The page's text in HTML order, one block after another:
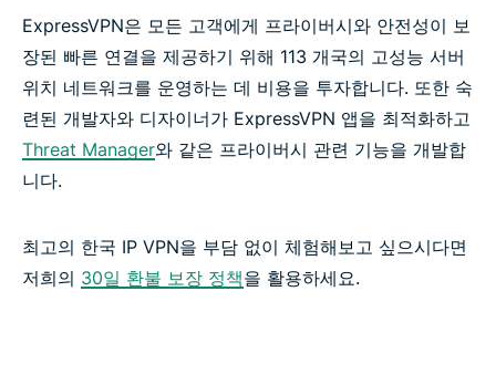
ExpressVPN은 모든 고객에게 프라이버시와 안전성이 보
장된 빠른 연결을 제공하기 위해 113 개국의 고성능 서버
위치 네트워크를 운영하는 데 비용을 투자합니다. 또한 숙
련된 개발자와 디자이너가 ExpressVPN 앱을 최적화하고
Threat Manager와 같은 프라이버시 관련 기능을 개발합
니다.
최고의 한국 IP VPN을 부담 없이 체험해보고 싶으시다면
저희의 30일 환불 보장 정책을 활용하세요.